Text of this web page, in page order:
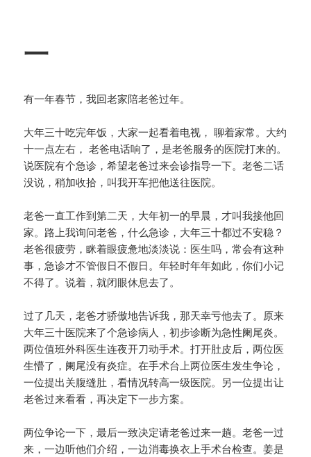
一
有一年春节，我回老家陪老爸过年。
大年三十吃完年饭，大家一起看着电视， 聊着家常。大约
十一点左右， 老爸电话响了，是老爸服务的医院打来的。
说医院有个急诊，希望老爸过来会诊指导一下。老爸二话
没说，稍加收拾，叫我开车把他送往医院。
老爸一直工作到第二天，大年初一的早晨，才叫我接他回
家。路上我询问老爸，什么急诊，大年三十都过不安稳？
老爸很疲劳，眯着眼疲惫地淡淡说：医生吗，常会有这种
事，急诊才不管假日不假日。年轻时年年如此，你们小记
不得了。说着，就闭眼休息去了。
过了几天，老爸才骄傲地告诉我，那天幸亏他去了。原来
大年三十医院来了个急诊病人，初步诊断为急性阑尾炎。
两位值班外科医生连夜开刀动手术。打开肚皮后，两位医
生懵了，阑尾没有炎症。在手术台上两位医生发生争论，
一位提出关腹缝肚，看情况转高一级医院。另一位提出让
老爸过来看看，再决定下一步方案。
两位争论一下，最后一致决定请老爸过来一趟。老爸一过
来，一边听他们介绍，一边消毒换衣上手术台检查。姜是